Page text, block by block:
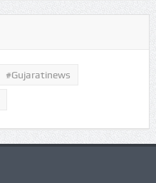
#gujaratinews